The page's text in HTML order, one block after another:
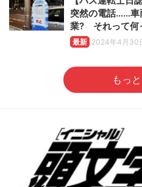
突然の電話……
業? それって何
最新 2024年4月30
もっ